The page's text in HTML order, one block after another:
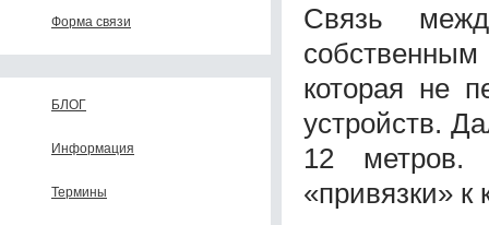
Форма связи
БЛОГ
Информация
Термины
Связь
собственным
которая не
устройств.
12 метров.
«привязки» к